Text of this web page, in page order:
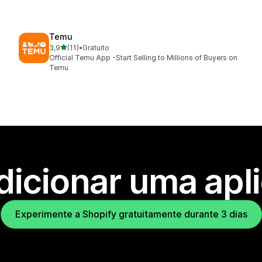
Temu
3,9de 5 estrelas
(11)
11 total de avaliações
•Gratuito
Official Temu App -Start Selling to Millions of Buyers on
Temu
uma
Experimente a Shopify gratuitamente durante 3 dias